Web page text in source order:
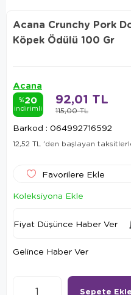
Acana Crunchy Pork
Köpek Ödülü 100 Gr
Acana
%20
indirimli 115,00 TL
92,01 TL
Barkod : 064992716592
12,52 TL 'den başlayan
Favorilere Ekle
Koleksiyona Ekle
Fiyat Düşünce Haber Ver
Gelince Haber Ver